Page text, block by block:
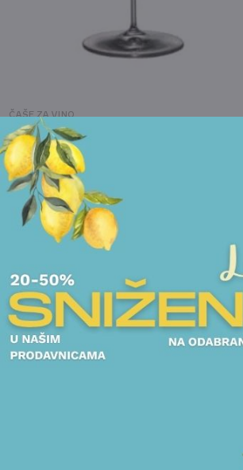
ČAŠE ZA VINO
SET 6 ČAŠA ROSENTHAL - TAC O2
34.500,00RSD
POGLEDAJTE
POGLEDAJTE I DRUGE PROIZVODE